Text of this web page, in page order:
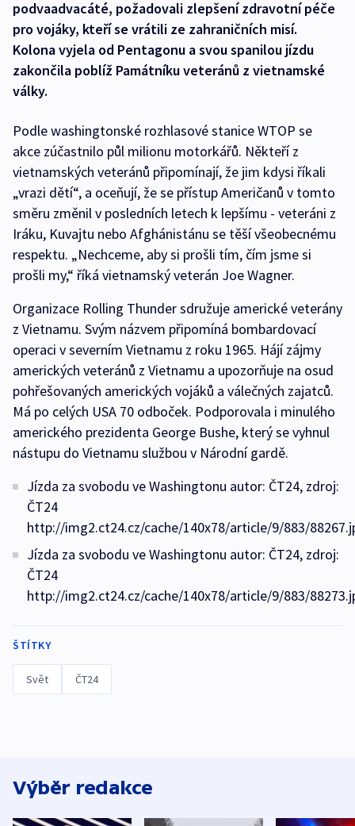
podvaadvacáté, požadovali zlepšení zdravotní péče
pro vojáky, kteří se vrátili ze zahraničních misí.
Kolona vyjela od Pentagonu a svou spanilou jízdu
zakončila poblíž Památníku veteránů z vietnamské
války.
Podle washingtonské rozhlasové stanice WTOP se
akce zúčastnilo půl milionu motorkářů. Někteří z
vietnamských veteránů připomínají, že jim kdysi říkali
„vrazi dětí“, a oceňují, že se přístup Američanů v tomto
směru změnil v posledních letech k lepšímu - veteráni z
Iráku, Kuvajtu nebo Afghánistánu se těší všeobecnému
respektu. „Nechceme, aby si prošli tím, čím jsme si
prošli my,“ říká vietnamský veterán Joe Wagner.
Organizace Rolling Thunder sdružuje americké veterány
z Vietnamu. Svým názvem připomíná bombardovací
operaci v severním Vietnamu z roku 1965. Hájí zájmy
amerických veteránů z Vietnamu a upozorňuje na osud
pohřešovaných amerických vojáků a válečných zajatců.
Má po celých USA 70 odboček. Podporovala i minulého
amerického prezidenta George Bushe, který se vyhnul
nástupu do Vietnamu službou v Národní gardě.
Jízda za svobodu ve Washingtonu autor: ČT24, zdroj:
ČT24
http://img2.ct24.cz/cache/140x78/article/9/883/
Jízda za svobodu ve Washingtonu autor: ČT24, zdroj:
ČT24
http://img2.ct24.cz/cache/140x78/article/9/883/
ŠTÍTKY
Svět ČT24
Výběr redakce